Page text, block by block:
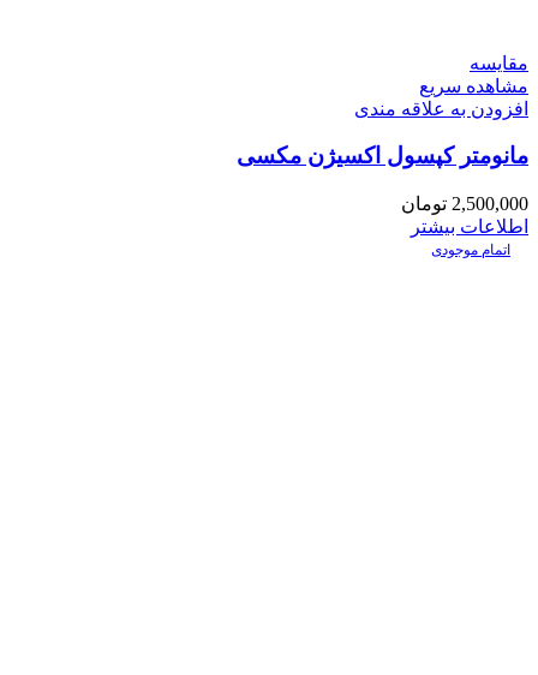
مقایسه
مشاهده سریع
افزودن به علاقه مندی
مانومتر کپسول اکسیژن مکسی
2,500,000 تومان
اطلاعات بیشتر
اتمام موجودی